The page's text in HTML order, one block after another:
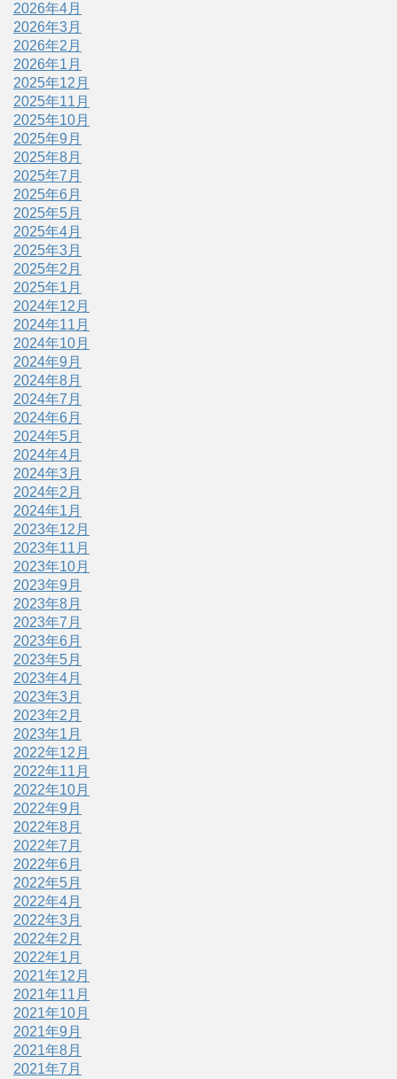
2026年4月
2026年3月
2026年2月
2026年1月
2025年12月
2025年11月
2025年10月
2025年9月
2025年8月
2025年7月
2025年6月
2025年5月
2025年4月
2025年3月
2025年2月
2025年1月
2024年12月
2024年11月
2024年10月
2024年9月
2024年8月
2024年7月
2024年6月
2024年5月
2024年4月
2024年3月
2024年2月
2024年1月
2023年12月
2023年11月
2023年10月
2023年9月
2023年8月
2023年7月
2023年6月
2023年5月
2023年4月
2023年3月
2023年2月
2023年1月
2022年12月
2022年11月
2022年10月
2022年9月
2022年8月
2022年7月
2022年6月
2022年5月
2022年4月
2022年3月
2022年2月
2022年1月
2021年12月
2021年11月
2021年10月
2021年9月
2021年8月
2021年7月